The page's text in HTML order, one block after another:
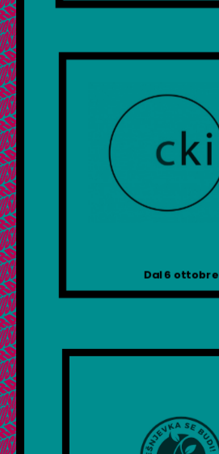
Dal 6 ottobre